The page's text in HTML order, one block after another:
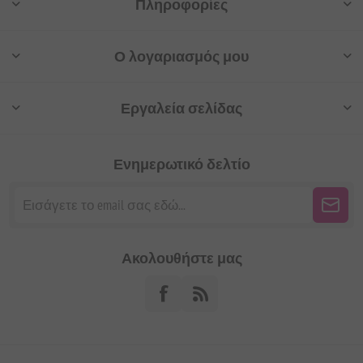
Πληροφορίες
Ο λογαριασμός μου
Εργαλεία σελίδας
Ενημερωτικό δελτίο
Ακολουθήστε μας